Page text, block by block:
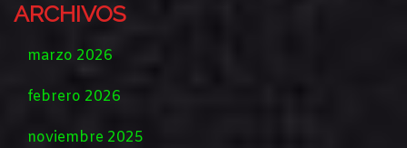
ARCHIVOS
marzo 2026
febrero 2026
noviembre 2025